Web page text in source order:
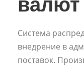
валют
Система
внедрение в
поставок.